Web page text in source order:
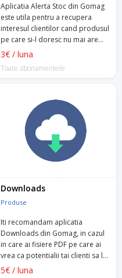
Aplicatia Alerta Stoc din Gomag
este utila pentru a recupera
interesul clientilor cand produsul
pe care si-l doresc nu mai are
stoc.
3€ / luna
Toate abonamentele
Downloads
Produse
Iti recomandam aplicatia
Downloads din Gomag, in cazul
in care ai fisiere PDF pe care ai
vrea ca potentialii tai clienti sa le
descarce din pagina de produs.
5€ / luna